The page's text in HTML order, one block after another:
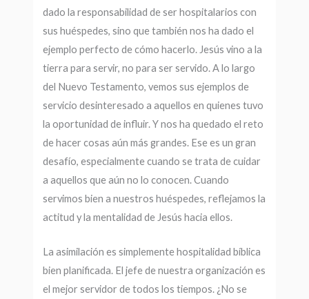
dado la responsabilidad de ser hospitalarios con
sus huéspedes, sino que también nos ha dado el
ejemplo perfecto de cómo hacerlo. Jesús vino a la
tierra para servir, no para ser servido. A lo largo
del Nuevo Testamento, vemos sus ejemplos de
servicio desinteresado a aquellos en quienes tuvo
la oportunidad de influir. Y nos ha quedado el reto
de hacer cosas aún más grandes. Ese es un gran
desafío, especialmente cuando se trata de cuidar
a aquellos que aún no lo conocen. Cuando
servimos bien a nuestros huéspedes, reflejamos la
actitud y la mentalidad de Jesús hacia ellos.
La asimilación es simplemente hospitalidad bíblica
bien planificada. El jefe de nuestra organización es
el mejor servidor de todos los tiempos. ¿No se